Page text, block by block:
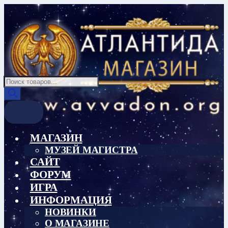
Перейти
навигации
Перейти
содержимому
Поиск
товаров
МАГАЗИН
МУЗЕЙ МАГИСТРА
САЙТ
ФОРУМ
ИГРА
ИНФОРМАЦИЯ
НОВИНКИ
О МАГАЗИНЕ